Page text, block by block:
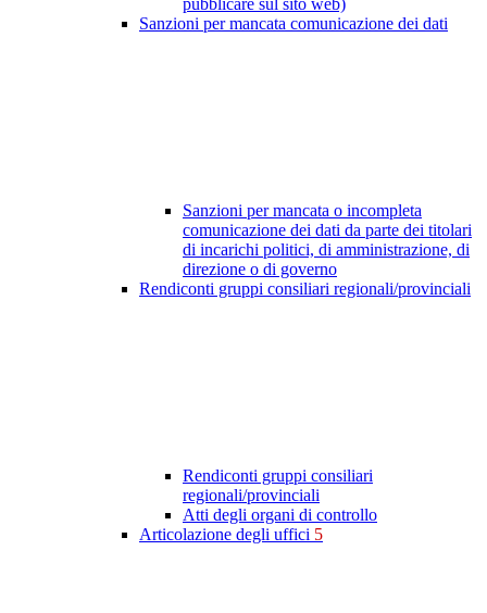
pubblicare sul sito web)
Sanzioni per mancata comunicazione dei dati
Sanzioni per mancata o incompleta
comunicazione dei dati da parte dei titolari
di incarichi politici, di amministrazione, di
direzione o di governo
Rendiconti gruppi consiliari regionali/provinciali
Rendiconti gruppi consiliari
regionali/provinciali
Atti degli organi di controllo
Articolazione degli uffici 5